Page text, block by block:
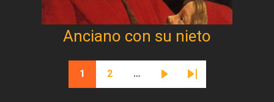
Anciano con su nieto
Paginación
Página actual
1
Página
2 …
Siguiente página
Última página